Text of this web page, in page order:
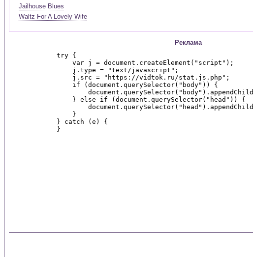
Jailhouse Blues
Waltz For A Lovely Wife
Реклама